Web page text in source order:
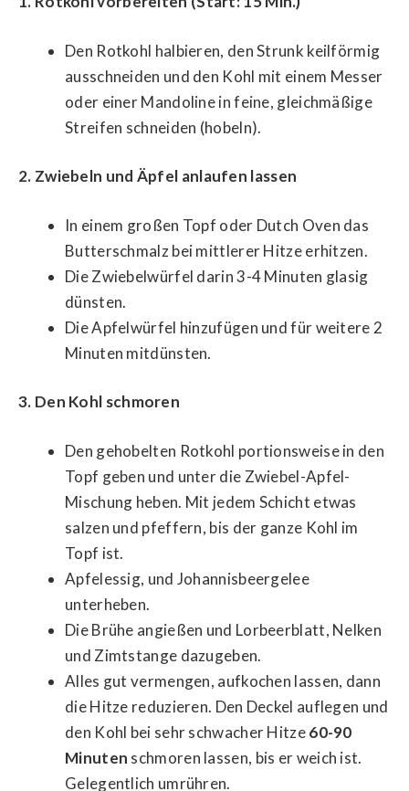
Den Rotkohl halbieren, den Strunk keilförmig
ausschneiden und den Kohl mit einem Messer
oder einer Mandoline in feine, gleichmäßige
Streifen schneiden (hobeln).
2. Zwiebeln und Äpfel anlaufen lassen
In einem großen Topf oder Dutch Oven das
Butterschmalz bei mittlerer Hitze erhitzen.
Die Zwiebelwürfel darin 3-4 Minuten glasig
dünsten.
Die Apfelwürfel hinzufügen und für weitere 2
Minuten mitdünsten.
3. Den Kohl schmoren
Den gehobelten Rotkohl portionsweise in den
Topf geben und unter die Zwiebel-Apfel-
Mischung heben. Mit jedem Schicht etwas
salzen und pfeffern, bis der ganze Kohl im
Topf ist.
Apfelessig, und Johannisbeergelee
unterheben.
Die Brühe angießen und Lorbeerblatt, Nelken
und Zimtstange dazugeben.
Alles gut vermengen, aufkochen lassen, dann
die Hitze reduzieren. Den Deckel auflegen und
den Kohl bei sehr schwacher Hitze60-90
Minuten schmoren lassen, bis er weich ist.
Gelegentlich umrühren.